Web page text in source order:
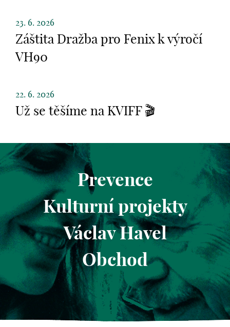
23. 6. 2026
Záštita Dražba pro Fenix k výročí
VH90
22. 6. 2026
Už se těšíme na KVIFF 🎬
Prevence
Kulturní projekty
Václav Havel
Obchod